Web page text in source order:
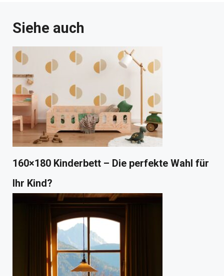
Siehe auch
160×180 Kinderbett – Die perfekte Wahl für
Ihr Kind?